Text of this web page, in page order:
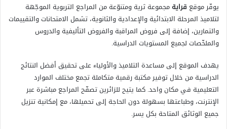
يوفّر موقع قرايةمجموعة ثرية ومتنوّعة من المراجع التربوية الموجّهة
لتلاميذ المرحلة الابتدائية والإعدادية والثانوية، تشمل الامتحانات والتقييمات
والتمارين، إضافة إلى فروض المراقبة والفروض التأليفية والدروس
والملخّصات لجميع المستويات الدراسية.
يهدف الموقع إلى مساعدة التلاميذ والأولياء على تحقيق أفضل النتائج
الدراسية من خلال توفير مكتبة رقمية متكاملة تجمع مختلف الموارد
التعليمية في مكان واحد. كما يتيح للزائرين تصفّح المراجع مباشرة عبر
الإنترنت، وطباعتها بسهولة دون الحاجة إلى تحميلها، مع إمكانية تنزيل
جميع الوثائق المتاحة بكل يسر.